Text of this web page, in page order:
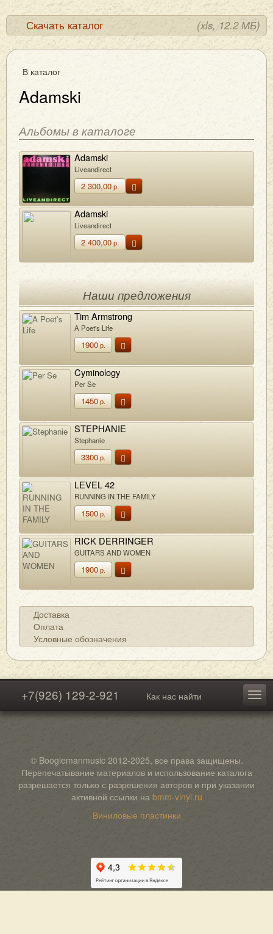
Скачать каталог (xls, 12.2 МБ)
В каталог
Adamski
Альбомы в каталоге
Adamski
Liveandirect
2 300,00р.
Adamski
Liveandirect
2 400,00р.
Наши предложения
Tim Armstrong
A Poet's Life
1900р.
Cyminology
Per Se
1450р.
STEPHANIE
Stephanie
3300р.
LEVEL 42
RUNNING IN THE FAMILY
1500р.
RICK DERRINGER
GUITARS AND WOMEN
1900р.
Доставка
Оплата
Условные обозначения
+7(926) 129-2-921 Как нас найти
© Boogiemanmusic 2012-2025, все права защищены.
Перепечатывание материалов и использование каталога
разрешается только с разрешения авторов и при указании
активной ссылки на bmm-vinyl.ru
Виниловые пластинки